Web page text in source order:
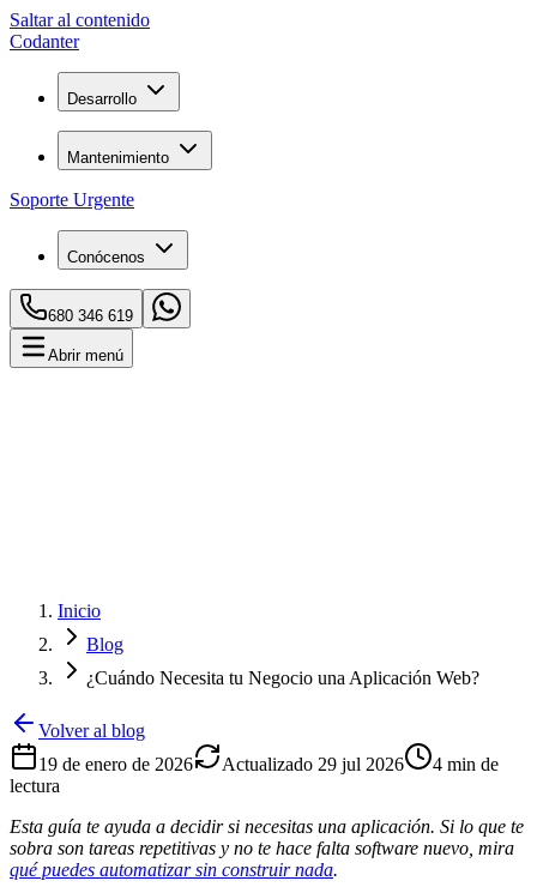
Saltar al contenido
Codanter
Desarrollo
Mantenimiento
Soporte Urgente
Conócenos
680 346 619
Abrir menú
Inicio
Blog
¿Cuándo Necesita tu Negocio una Aplicación Web?
Volver al blog
19 de enero de 2026
Actualizado 29 jul 2026 4 min de
lectura
Esta guía te ayuda a decidir si necesitas una aplicación. Si lo que te
sobra son tareas repetitivas y no te hace falta software nuevo, mira
qué puedes automatizar sin construir nada.